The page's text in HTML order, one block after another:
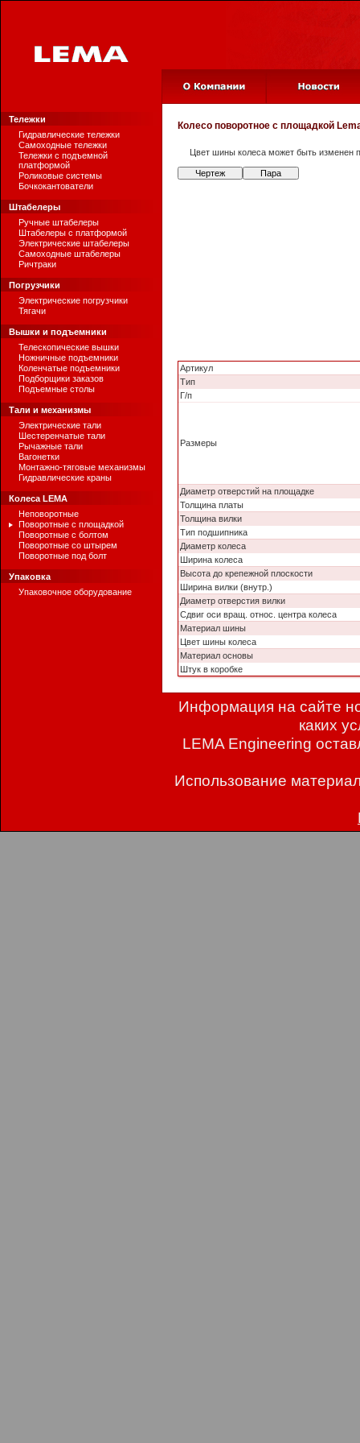
Тележки
Гидравлические тележки
Самоходные тележки
Тележки с подъемной
платформой
Роликовые системы
Бочкокантователи
Штабелеры
Ручные штабелеры
Штабелеры с платформой
Электрические штабелеры
Самоходные штабелеры
Ричтраки
Погрузчики
Электрические погрузчики
Тягачи
Вышки и подъемники
Телескопические вышки
Ножничные подъемники
Коленчатые подъемники
Подборщики заказов
Подъемные столы
Тали и механизмы
Электрические тали
Шестеренчатые тали
Рычажные тали
Вагонетки
Монтажно-тяговые механизмы
Гидравлические краны
Колеса LEMA
Неповоротные
Поворотные с площадкой
Поворотные с болтом
Поворотные со штырем
Поворотные под болт
Упаковка
Упаковочное оборудование
Колесо поворотное с площадкой
Цвет шины колеса может быть изменен
Чертеж Пара
Артикул
Тип
Г/п
Размеры
Диаметр отверстий на площадке
Толщина платы
Толщина вилки
Тип подшипника
Диаметр колеса
Ширина колеса
Высота до крепежной плоскости
Ширина вилки (внутр.)
Диаметр отверстия вилки
Сдвиг оси вращ. относ. центра колеса
Материал шины
Цвет шины колеса
Материал основы
Штук в коробке
Информация на сайте
каких
LEMA Engineering
Использование